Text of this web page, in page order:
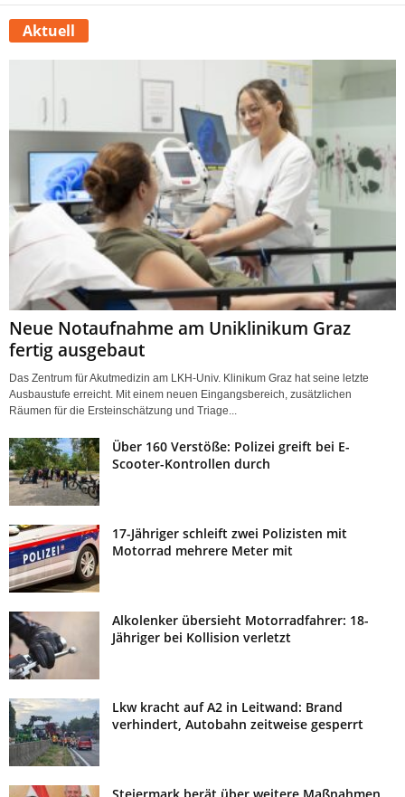
Aktuell
Neue Notaufnahme am Uniklinikum Graz
fertig ausgebaut
Das Zentrum für Akutmedizin am LKH-Univ. Klinikum Graz hat seine letzte
Ausbaustufe erreicht. Mit einem neuen Eingangsbereich, zusätzlichen
Räumen für die Ersteinschätzung und Triage...
Über 160 Verstöße: Polizei greift bei E-
Scooter-Kontrollen durch
17-Jähriger schleift zwei Polizisten mit
Motorrad mehrere Meter mit
Alkolenker übersieht Motorradfahrer: 18-
Jähriger bei Kollision verletzt
Lkw kracht auf A2 in Leitwand: Brand
verhindert, Autobahn zeitweise gesperrt